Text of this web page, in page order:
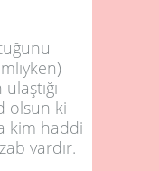
olsun ki
kim haddi
vardır.